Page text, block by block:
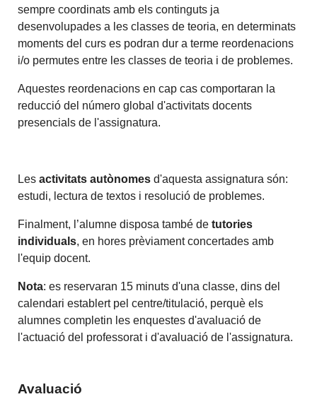
sempre coordinats amb els continguts ja
desenvolupades a les classes de teoria, en determinats
moments del curs es podran dur a terme reordenacions
i/o permutes entre les classes de teoria i de problemes.
Aquestes reordenacions en cap cas comportaran la
reducció del número global d'activitats docents
presencials de l'assignatura.
Lesactivitats autònomesd'aquesta assignatura són:
estudi, lectura de textos i resolució de problemes.
Finalment, l’alumne disposa també detutories
individuals, en hores prèviament concertades amb
l'equip docent.
Nota: es reservaran 15 minuts d'una classe, dins del
calendari establert pel centre/titulació, perquè els
alumnes completin les enquestes d'avaluació de
l'actuació del professorat i d'avaluació de l'assignatura.
Avaluació